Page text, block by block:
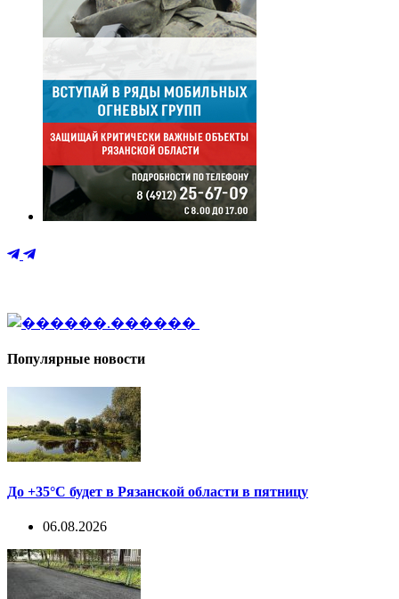
Популярные новости
До +35°С будет в Рязанской области в пятницу
06.08.2026